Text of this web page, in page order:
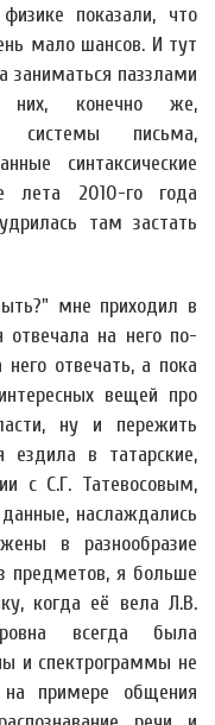
показали, что
мало шансов. И тут
заниматься паззлами
конечно же,
системы письма,
синтаксические
лета 2010-го года
там застать
мне приходил в
на него по-
отвечать, а пока
вещей про
ну и пережить
ездила в татарские,
с С.Г. Татевосовым,
наслаждались
в разнообразие
предметов, я больше
когда её вела Л.В.
всегда была
и спектрограммы не
примере общения